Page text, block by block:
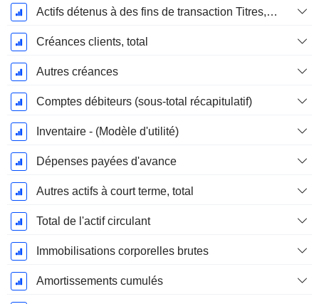
Actifs détenus à des fins de transaction Titres, totalActifs détenus à des fins de transactions (Trading), Total.
Créances clients, total
Autres créances
Comptes débiteurs (sous-total récapitulatif)
Inventaire - (Modèle d'utilité)
Dépenses payées d'avance
Autres actifs à court terme, total
Total de l'actif circulant
Immobilisations corporelles brutes
Amortissements cumulés